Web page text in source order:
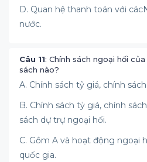
D. Quan hệ thanh toán với
nước.
Câu 11: Chính sách ngoại hối
sách nào?
A. Chính sách tỷ giá, chính
B. Chính sách tỷ giá, chính
sách dự trự ngoại hối.
C. Gồm A và hoạt động ngoại
quốc gia.